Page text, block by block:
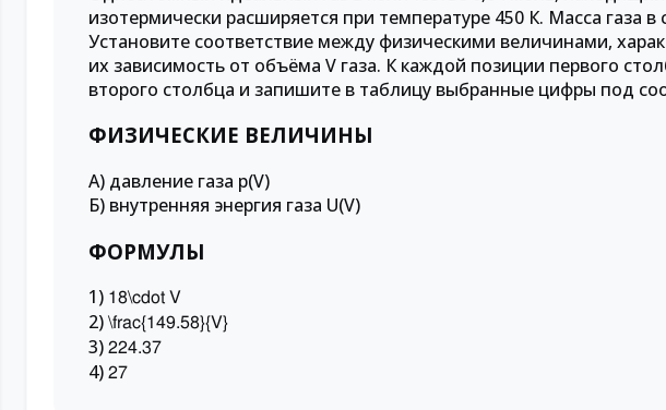
изотермически расширяется при температуре 450 К. Масса газа в
Установите соответствие между физическими величинами,
их зависимость от объёма V газа. К каждой позиции первого
второго столбца и запишите в таблицу выбранные цифры под
ФИЗИЧЕСКИЕ ВЕЛИЧИНЫ
А) давление газа p(V)
Б) внутренняя энергия газа U(V)
ФОРМУЛЫ
1) 18\cdot V
2)\frac{149.58}{V}
3)224.37
4)27